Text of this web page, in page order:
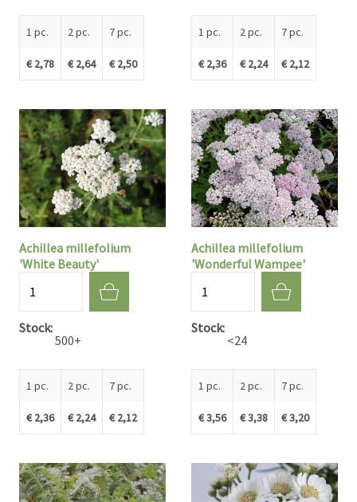
1 pc.
€ 2,78
2 pc.
€ 2,64
7 pc.
€ 2,50
1 pc.
€ 2,36
2 pc.
€ 2,24
7 pc.
€ 2,12
Achillea millefolium
'White Beauty'
Stock
500+
1 pc.
€ 2,36
2 pc.
€ 2,24
7 pc.
€ 2,12
Achillea millefolium
'Wonderful Wampee'
Stock
<24
1 pc.
€ 3,56
2 pc.
€ 3,38
7 pc.
€ 3,20